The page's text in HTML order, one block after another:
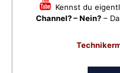
Kennst du
Channel? – Nein?–